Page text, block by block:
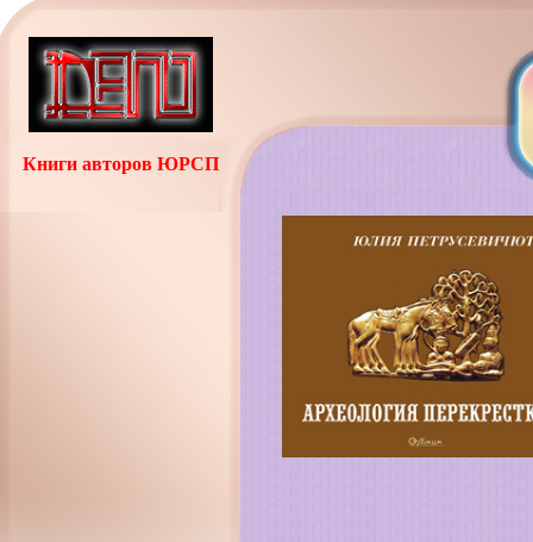
Книги авторов ЮРСП